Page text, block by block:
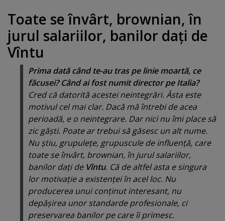
Toate se învârt, brownian, în
jurul salariilor, banilor daţi de
Vîntu
Prima dată când te-au tras pe linie moartă, ce
făcusei? Când ai fost numit director peItalia?
Cred că datorită acestei neintegrări. Ăsta este
motivul cel mai clar. Dacă mă întrebi de acea
perioadă, e o neintegrare. Dar nici nu îmi place să
zic găşti. Poate ar trebui să găsesc un alt nume.
Nu ştiu, grupuleţe, grupuscule de influenţă, care
toate se învârt, brownian, în jurul salariilor,
banilor daţi de Vîntu. Că de altfel asta e singura
lor motivaţie a existenţei în acel loc. Nu
producerea unui conţinut interesant, nu
depăşirea unor standarde profesionale, ci
preservarea banilor pe care îi primesc.